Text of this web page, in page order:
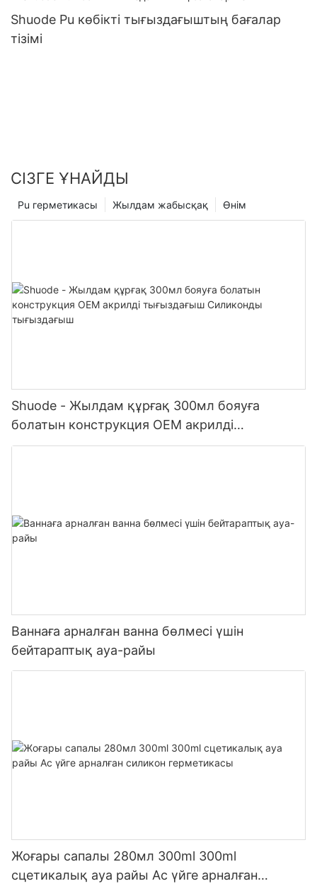
Shuode Pu көбікті тығыздағыштың бағалар
тізімі
СІЗГЕ ҰНАЙДЫ
Өнім
Жылдам жабысқақ
Pu герметикасы
Shuode - Жылдам құрғақ 300мл бояуға
болатын конструкция OEM акрилді
тығыздағыш Силиконды тығыздағыш
Ваннаға арналған ванна бөлмесі үшін
бейтараптық ауа-райы
Жоғары сапалы 280мл 300ml 300ml
сцетикалық ауа райы Ас үйге арналған